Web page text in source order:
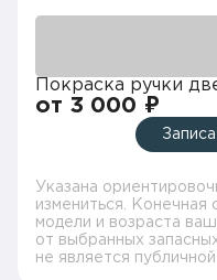
Покраска ручки
от 3 000 ₽
Указана
измениться. Конечная
модели и возраста
от выбранных
не является